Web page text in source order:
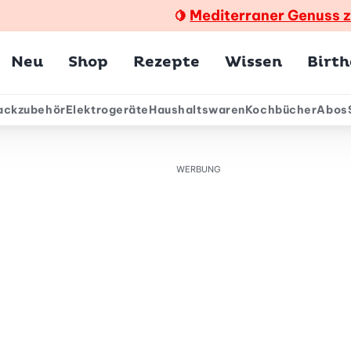
🍋 Mediterraner Genuss
Neu Shop Rezepte Wissen
ElektrogeräteHaushaltswarenKochbücherAbos
WERBUNG